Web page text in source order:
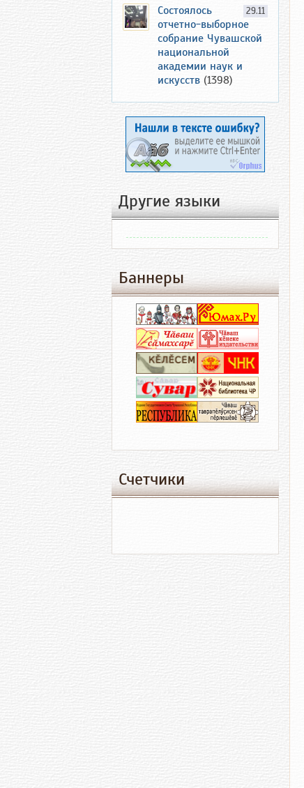
29.11
Состоялось
отчетно-выборное
собрание Чувашской
национальной
академии наук и
искусств (1398)
Другие языки
Баннеры
Счетчики